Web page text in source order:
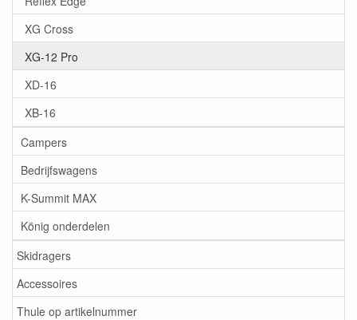
XG Cross
XG-12 Pro
XD-16
XB-16
Campers
Bedrijfswagens
K-Summit MAX
König onderdelen
Skidragers
Accessoires
Thule op artikelnummer